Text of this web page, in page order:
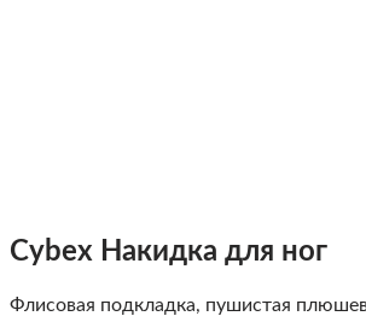
Сybex Накидка для ног
Флисовая подкладка, пушистая